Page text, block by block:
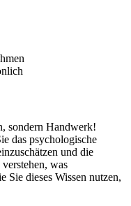
sondern Handwerk!
das psychologische
und die
was
dieses Wissen nutzen,